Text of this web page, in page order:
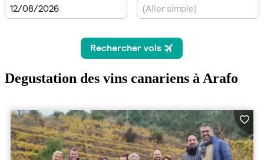
Degustation des vins canariens à Arafo